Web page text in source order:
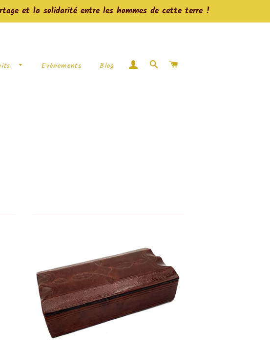
et la solidarité entre les hommes de cette terre !
Evènements Blog Se connecterRechercher